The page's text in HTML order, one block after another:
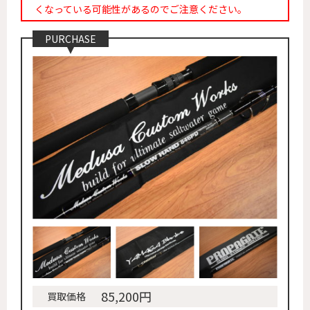
くなっている可能性があるのでご注意ください。
PURCHASE
買取価格 85,200円